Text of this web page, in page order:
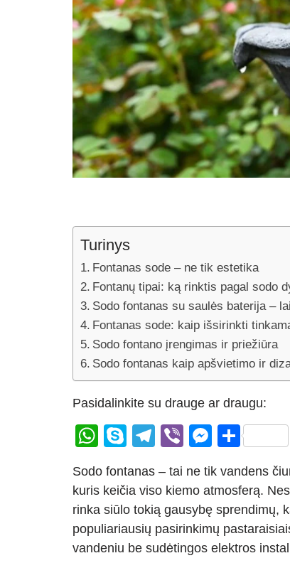
Turinys
Fontanas sode – ne tik estetika
Fontanų tipai: ką rinktis pagal sodo
Sodo fontanas su saulės baterija –
Fontanas sode: kaip išsirinkti
Sodo fontano įrengimas ir priežiūra
Sodo fontanas kaip apšvietimo ir
Pasidalinkite su drauge ar draugu:
W
at
s
A
p
S
p
e
T
e
gr
a
m
Vi
er
M
ss
e
n
g
S
ar
e
Sodo fontanas – tai ne tik vandens
kuris keičia viso kiemo atmosferą.
rinka siūlo tokią gausybę sprendimų,
populiariausių pasirinkimų
vandeniu be sudėtingos elektros